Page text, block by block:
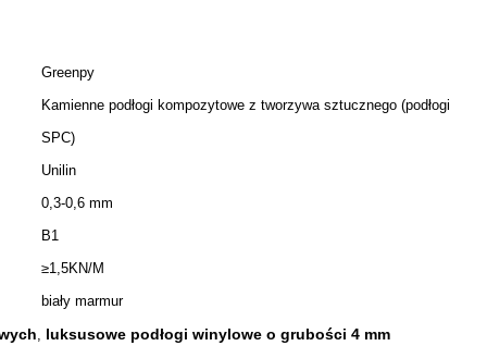
Greenpy
Kamienne podłogi kompozytowe z tworzywa sztucznego (podłogi
SPC)
Unilin
0,3-0,6 mm
B1
≥1,5KN/M
biały marmur
, luksusowe podłogi winylowe o grubości 4 mm